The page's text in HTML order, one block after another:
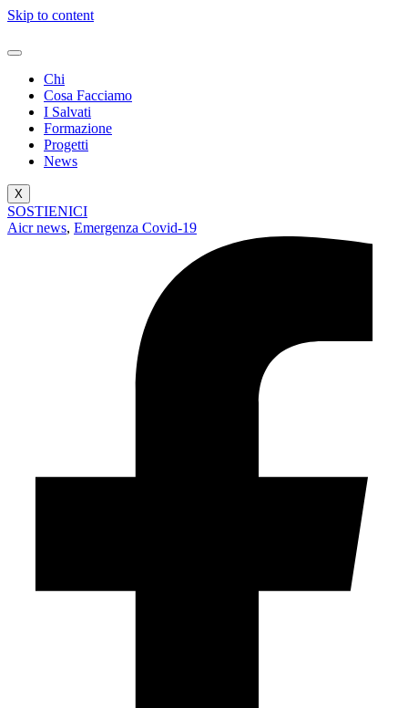
Skip to content
Chi
Cosa Facciamo
I Salvati
Formazione
Progetti
News
X
SOSTIENICI
Aicr news, Emergenza Covid-19